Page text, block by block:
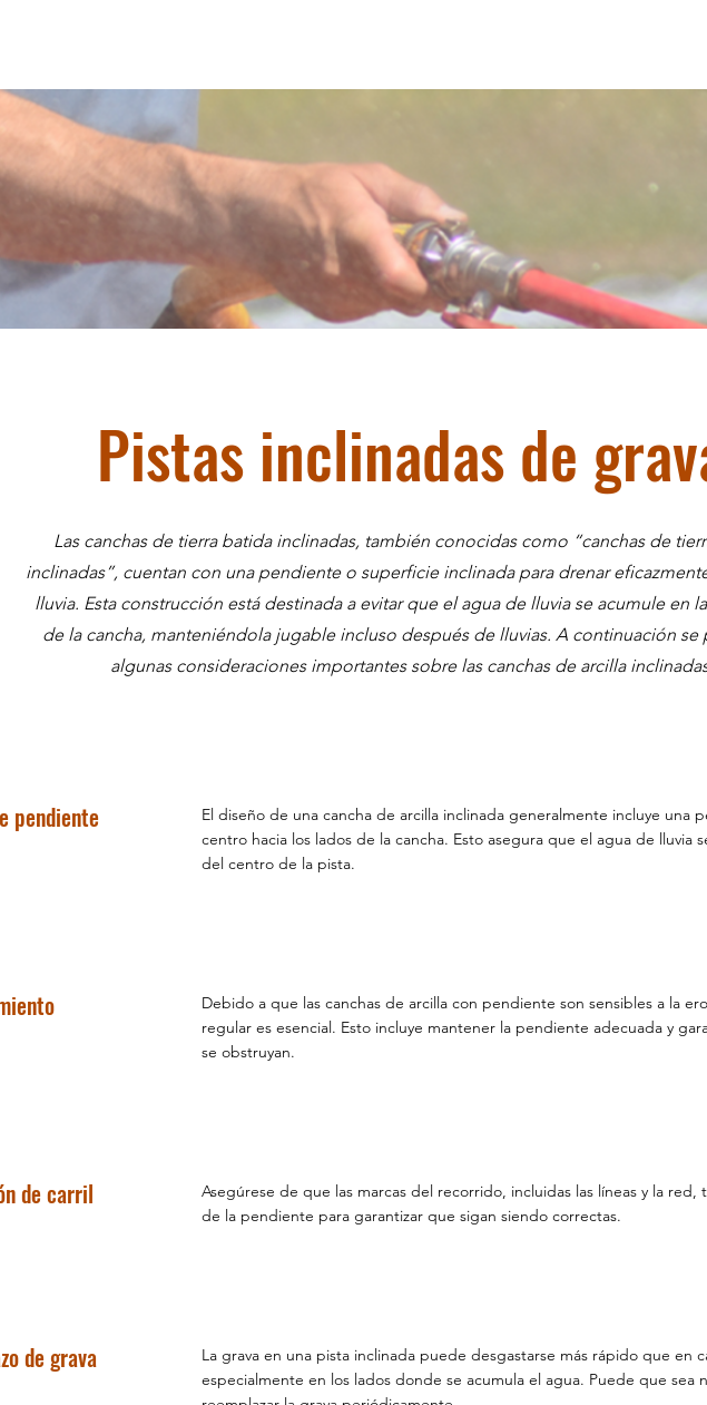
Pistas inclinadas de
Las canchas de tierra batida inclinadas, también conocidas como “canchas de
inclinadas”, cuentan con una pendiente o superficie inclinada para drenar
lluvia. Esta construcción está destinada a evitar que el agua de lluvia se acumule en
de la cancha, manteniéndola jugable incluso después de lluvias. A continuación se
algunas consideraciones importantes sobre las canchas de arcilla
pendiente
El diseño de una cancha de arcilla inclinada generalmente incluye una
centro hacia los lados de la cancha. Esto asegura que el agua de lluvia
del centro de la pista.
Debido a que las canchas de arcilla con pendiente son sensibles a la
regular es esencial. Esto incluye mantener la pendiente adecuada y
se obstruyan.
de carril
Asegúrese de que las marcas del recorrido, incluidas las líneas y la
de la pendiente para garantizar que sigan siendo correctas.
de grava
La grava en una pista inclinada puede desgastarse más rápido que en
especialmente en los lados donde se acumula el agua. Puede que sea